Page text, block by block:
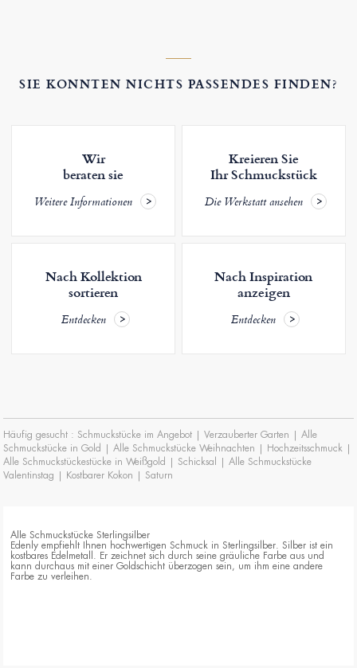
SIE KONNTEN NICHTS PASSENDES FINDEN?
Wir
beraten sie
Weitere Informationen
Kreieren Sie
Ihr Schmuckstück
Die Werkstatt ansehen
Nach Kollektion
sortieren
Entdecken
Nach Inspiration
anzeigen
Entdecken
Häufig gesucht : Schmuckstücke im Angebot |Verzauberter Garten |Alle
Schmuckstücke in Gold |Alle Schmuckstücke Weihnachten | Hochzeitsschmuck |
Alle Schmuckstückestücke in Weißgold | Schicksal |Alle Schmuckstücke
Valentinstag | Kostbarer Kokon | Saturn
Alle Schmuckstücke Sterlingsilber
Edenly empfiehlt Ihnen hochwertigen Schmuck in Sterlingsilber. Silber ist ein
kostbares Edelmetall. Er zeichnet sich durch seine gräuliche Farbe aus und
kann durchaus mit einer Goldschicht überzogen sein, um ihm eine andere
Farbe zu verleihen.